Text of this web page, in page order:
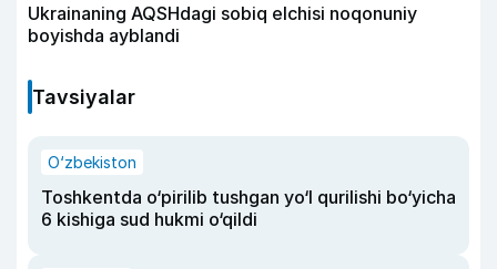
Ukrainaning AQSHdagi sobiq elchisi noqonuniy
boyishda ayblandi
Tavsiyalar
O‘zbekiston
Toshkentda o‘pirilib tushgan yo‘l qurilishi bo‘yicha
6 kishiga sud hukmi o‘qildi